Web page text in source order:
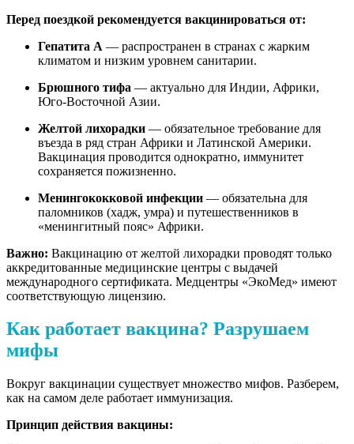
Перед поездкой рекомендуется вакцинироваться от:
Гепатита А — распространен в странах с жарким
климатом и низким уровнем санитарии.
Брюшного тифа — актуально для Индии, Африки,
Юго-Восточной Азии.
Желтой лихорадки — обязательное требование для
въезда в ряд стран Африки и Латинской Америки.
Вакцинация проводится однократно, иммунитет
сохраняется пожизненно.
Менингококковой инфекции — обязательна для
паломников (хадж, умра) и путешественников в
«менингитный пояс» Африки.
Важно: Вакцинацию от желтой лихорадки проводят только
аккредитованные медицинские центры с выдачей
международного сертификата. Медцентры «ЭкоМед» имеют
соответствующую лицензию.
Как работает вакцина? Разрушаем
мифы
Вокруг вакцинации существует множество мифов. Разберем,
как на самом деле работает иммунизация.
Принцип действия вакцины: